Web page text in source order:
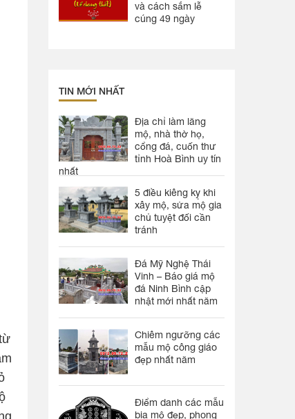
và cách sắm lễ
cúng 49 ngày
TIN MỚI NHẤT
Địa chỉ làm lăng
mộ, nhà thờ họ,
cổng đá, cuốn thư
tỉnh Hoà Bình uy tín
nhất
5 điều kiêng kỵ khi
xây mộ, sửa mộ gia
chủ tuyệt đối cần
tránh
Đá Mỹ Nghệ Thái
Vinh – Báo giá mộ
đá Ninh Bình cập
nhật mới nhất năm
Chiêm ngưỡng các
mẫu mộ công giáo
đẹp nhất năm
Điểm danh các mẫu
bia mộ đẹp, phong